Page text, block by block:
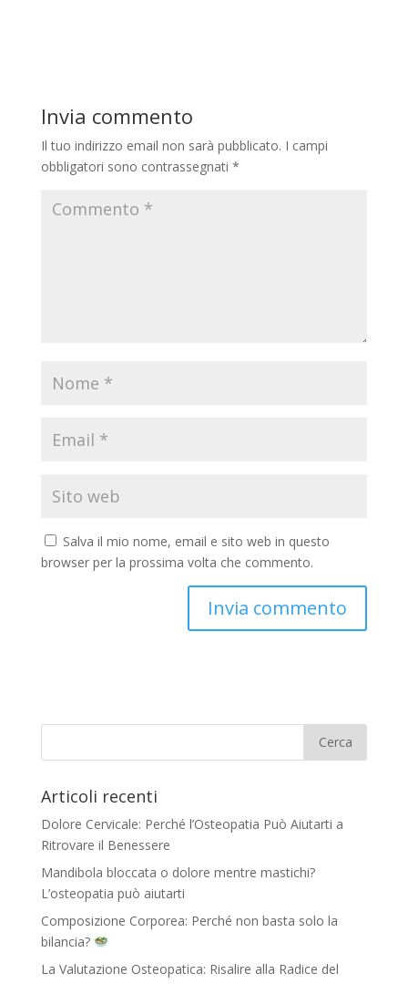
Invia commento
Il tuo indirizzo email non sarà pubblicato. I campi
obbligatori sono contrassegnati *
Salva il mio nome, email e sito web in questo
browser per la prossima volta che commento.
Articoli recenti
Dolore Cervicale: Perché l’Osteopatia Può Aiutarti a
Ritrovare il Benessere
Mandibola bloccata o dolore mentre mastichi?
L’osteopatia può aiutarti
Composizione Corporea: Perché non basta solo la
bilancia?
La Valutazione Osteopatica: Risalire alla Radice del